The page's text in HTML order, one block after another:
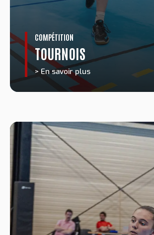
COMPÉTITION
TOURNOIS
> En savoir plus